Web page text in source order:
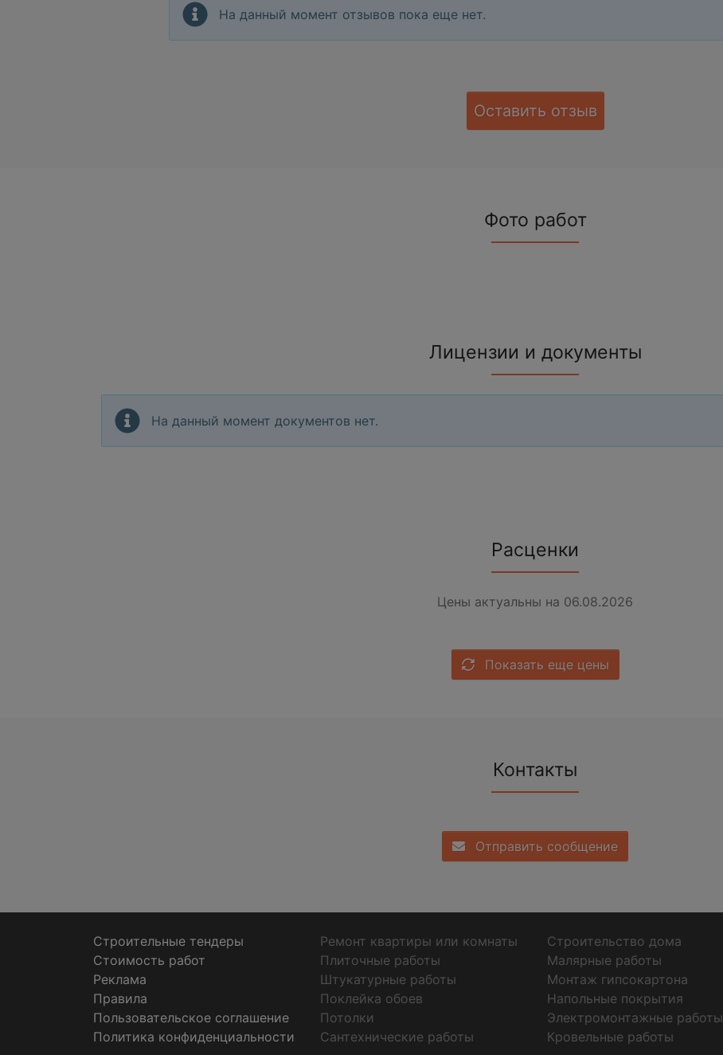
На данный момент отзывов пока еще нет.
Оставить отзыв
Фото работ
Лицензии и документы
На данный момент документов нет.
Расценки
Цены актуальны на 06.08.2026
Показать еще цены
Контакты
Отправить сообщение
Строительные тендеры
Стоимость работ
Реклама
Правила
Пользовательское соглашение
Политика конфиденциальности
Ремонт квартиры или комнаты
Строительство дома
Плиточные работы
Малярные работы
Штукатурные работы
Монтаж гипсокартона
Поклейка обоев
Напольные покрытия
Потолки
Электромонтажные работы
Сантехнические работы
Кровельные работы